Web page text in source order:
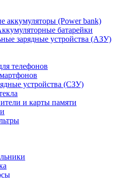
аккумуляторы (Power bank)
батарейки
зарядные устройства (АЗУ)
телефонов
устройства (СЗУ)
и карты памяти